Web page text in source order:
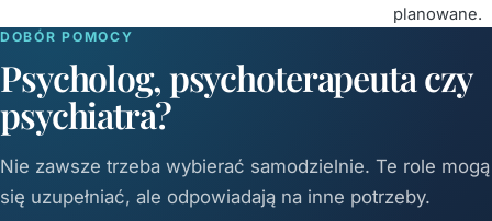
planowane.
DOBÓR POMOCY
Psycholog, psychoterapeuta czy
psychiatra?
Nie zawsze trzeba wybierać samodzielnie. Te role mogą
się uzupełniać, ale odpowiadają na inne potrzeby.